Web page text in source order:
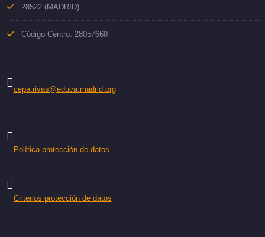
28522 (MADRID)
Código Centro: 28057660
cepa.rivas@educa.madrid.org
Política protección de datos
Criterios protección de datos